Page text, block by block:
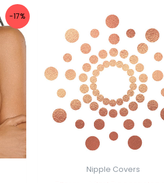
-17%
Nipple Covers